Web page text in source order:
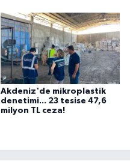
Akdeniz'de mikroplastik
denetimi... 23 tesise 47,6
milyon TL ceza!